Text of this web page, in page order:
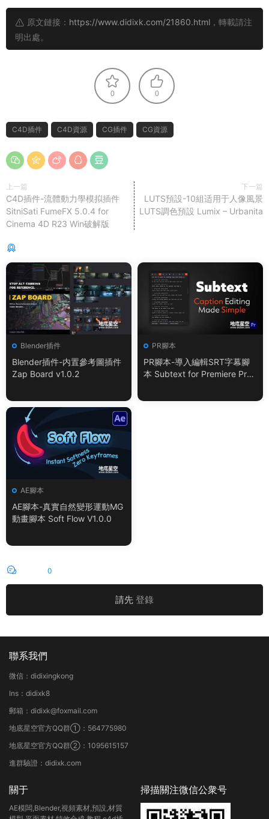
原文鏈接： https://www.didixk.com/21860.html ，轉載請注
明出處。
0 0
C4D插件 C4D資源 CG插件 CG資源
上一篇
C4D插件-流體動力學模拟插件
SitniSati FumeFX 5.0.4 for
Cinema 4D R23 Win破解版
下一篇
LUTS預設-10組适用于人像風景
LUTS調色預設 Lumix – Urbanita
Blender插件
Blender插件-内置參考圖插件
Zap Board v1.0.2
PR腳本
PR腳本-導入編輯SRT字幕腳
本 Subtext for Premiere Pro
AE腳本
AE腳本-真實自然變形運動MG
動畫腳本 Soft Flow V1.0.0
0
請先 登錄
聯系我們
微信：didixingkong
Ins：didixk8
郵箱：didixk@foxmail.com
地底星空官方QQ群①：564775980
地底星空官方QQ群②：1095615157
進群驗證：didixk.com
關于
AE模闆,Blender,視頻素材,預設,材質
掃描關注微信公衆号